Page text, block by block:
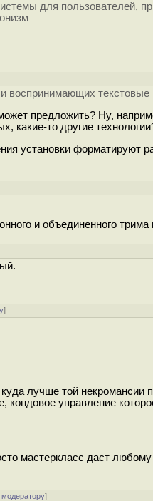
для пользователей,
воспринимающих
предложить? Ну,
какие-то другие
установки форматируют
и объединенного
]
лучше той некромансии
кондовое управление
мастеркласс даст
модератору]